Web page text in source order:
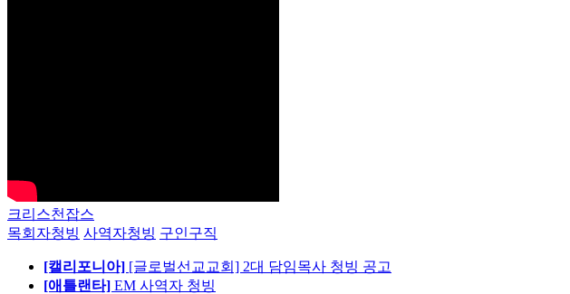
크리스천잡스
목회자청빙 사역자청빙 구인구직
[캘리포니아] [글로벌선교교회] 2대 담임목사 청빙 공고
[애틀랜타] EM 사역자 청빙